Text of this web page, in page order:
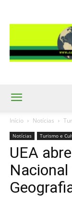
Início Notícias
Notícias Turismo e
UEA
Nacional